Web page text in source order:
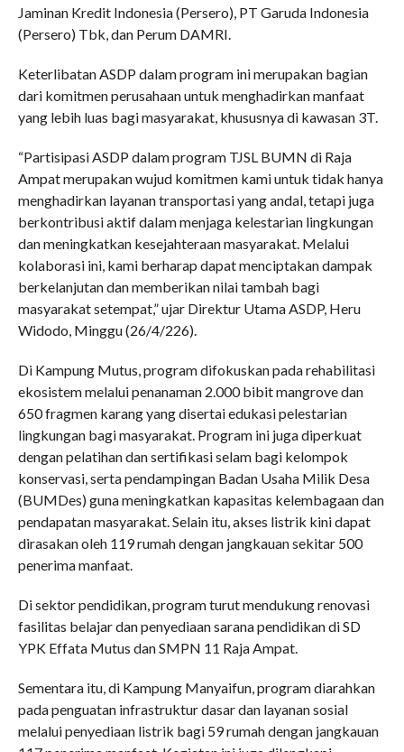
Jaminan Kredit Indonesia (Persero), PT Garuda Indonesia
(Persero) Tbk, dan Perum DAMRI.
Keterlibatan ASDP dalam program ini merupakan bagian
dari komitmen perusahaan untuk menghadirkan manfaat
yang lebih luas bagi masyarakat, khususnya di kawasan 3T.
“Partisipasi ASDP dalam program TJSL BUMN di Raja
Ampat merupakan wujud komitmen kami untuk tidak hanya
menghadirkan layanan transportasi yang andal, tetapi juga
berkontribusi aktif dalam menjaga kelestarian lingkungan
dan meningkatkan kesejahteraan masyarakat. Melalui
kolaborasi ini, kami berharap dapat menciptakan dampak
berkelanjutan dan memberikan nilai tambah bagi
masyarakat setempat,” ujar Direktur Utama ASDP, Heru
Widodo, Minggu (26/4/226).
Di Kampung Mutus, program difokuskan pada rehabilitasi
ekosistem melalui penanaman 2.000 bibit mangrove dan
650 fragmen karang yang disertai edukasi pelestarian
lingkungan bagi masyarakat. Program ini juga diperkuat
dengan pelatihan dan sertifikasi selam bagi kelompok
konservasi, serta pendampingan Badan Usaha Milik Desa
(BUMDes) guna meningkatkan kapasitas kelembagaan dan
pendapatan masyarakat. Selain itu, akses listrik kini dapat
dirasakan oleh 119 rumah dengan jangkauan sekitar 500
penerima manfaat.
Di sektor pendidikan, program turut mendukung renovasi
fasilitas belajar dan penyediaan sarana pendidikan di SD
YPK Effata Mutus dan SMPN 11 Raja Ampat.
Sementara itu, di Kampung Manyaifun, program diarahkan
pada penguatan infrastruktur dasar dan layanan sosial
melalui penyediaan listrik bagi 59 rumah dengan jangkauan